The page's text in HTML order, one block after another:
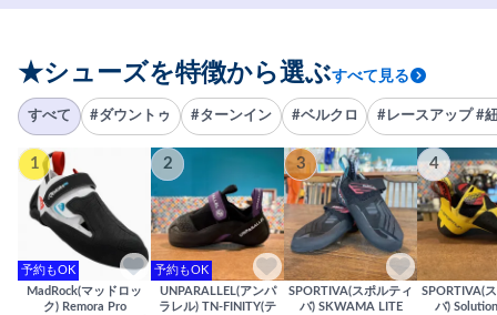
★シューズを特徴から選ぶすべて見る
すべて #ダウントゥ #ターンイン #ベルクロ #レースアップ #
1
予約もOK
MadRock(マッドロッ
ク) Remora Pro
2
予約もOK
UNPARALLEL(アンパ
ラレル) TN-FINITY(テ
3
SPORTIVA(スポルティ
バ) SKWAMA LITE
4
SPORTIVA(
バ)